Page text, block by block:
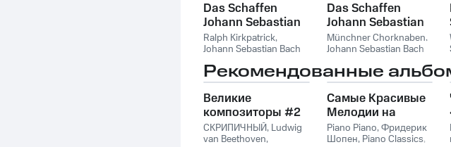
Das Schaffen
Johann Sebastian
Bachs: Serie G:
Werken für Klavier
Ralph Kirkpatrick,
Johann Sebastian Bach
Das Schaffen
Johann Sebastian
Bachs: Serie D.
Passionen und
Oratorien
Münchner Chorknaben,
Johann Sebastian Bach
Рекомендованные
Великие
композиторы #2
СКРИПИЧНЫЙ, Ludwig
van Beethoven,
Самые Красивые
Мелодии на
Пианино
Piano Piano,Фридерик
Шопен, Piano Classics,